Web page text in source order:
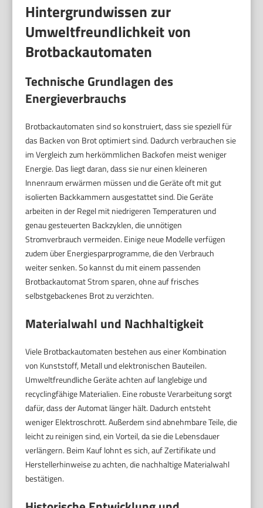
Hintergrundwissen zur
Umweltfreundlichkeit von
Brotbackautomaten
Technische Grundlagen des
Energieverbrauchs
Brotbackautomaten sind so konstruiert, dass sie speziell für
das Backen von Brot optimiert sind. Dadurch verbrauchen sie
im Vergleich zum herkömmlichen Backofen meist weniger
Energie. Das liegt daran, dass sie nur einen kleineren
Innenraum erwärmen müssen und die Geräte oft mit gut
isolierten Backkammern ausgestattet sind. Die Geräte
arbeiten in der Regel mit niedrigeren Temperaturen und
genau gesteuerten Backzyklen, die unnötigen
Stromverbrauch vermeiden. Einige neue Modelle verfügen
zudem über Energiesparprogramme, die den Verbrauch
weiter senken. So kannst du mit einem passenden
Brotbackautomat Strom sparen, ohne auf frisches
selbstgebackenes Brot zu verzichten.
Materialwahl und Nachhaltigkeit
Viele Brotbackautomaten bestehen aus einer Kombination
von Kunststoff, Metall und elektronischen Bauteilen.
Umweltfreundliche Geräte achten auf langlebige und
recyclingfähige Materialien. Eine robuste Verarbeitung sorgt
dafür, dass der Automat länger hält. Dadurch entsteht
weniger Elektroschrott. Außerdem sind abnehmbare Teile, die
leicht zu reinigen sind, ein Vorteil, da sie die Lebensdauer
verlängern. Beim Kauf lohnt es sich, auf Zertifikate und
Herstellerhinweise zu achten, die nachhaltige Materialwahl
bestätigen.